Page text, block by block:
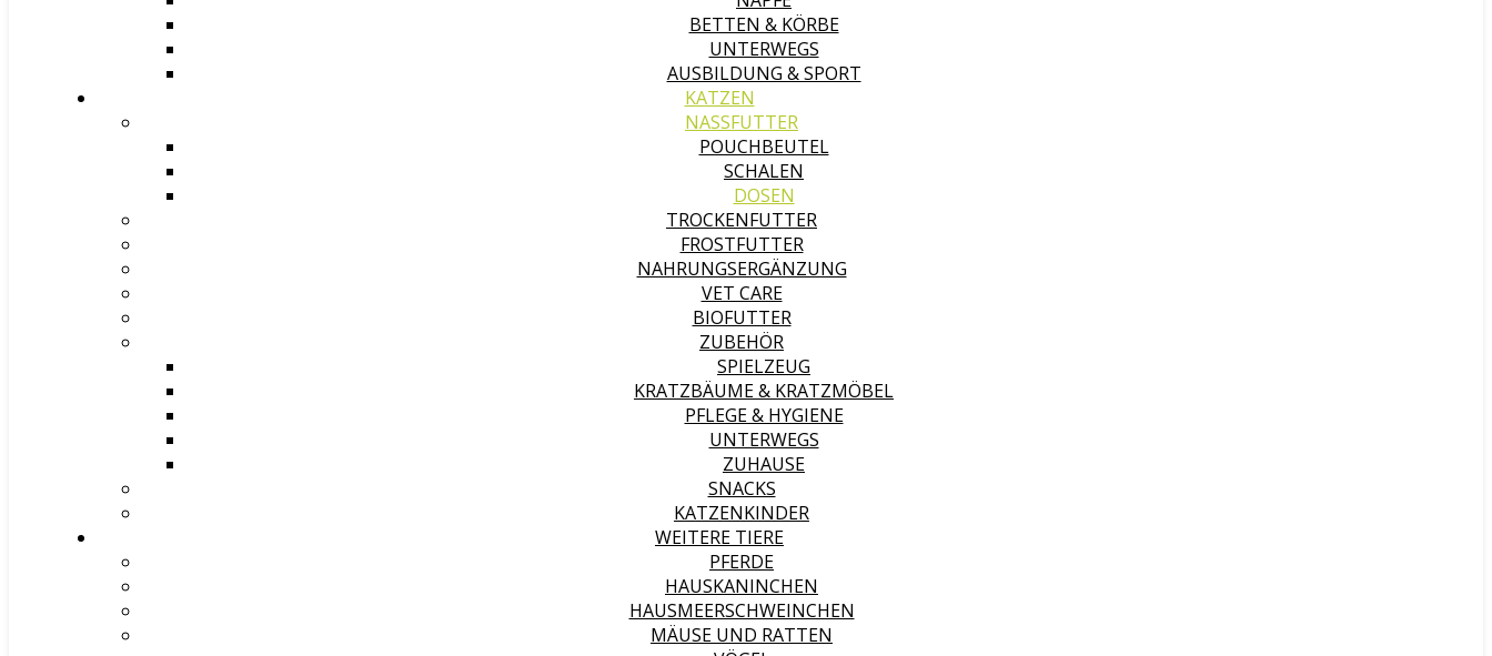
BETTEN & KÖRBE
UNTERWEGS
AUSBILDUNG & SPORT
KATZEN
NASSFUTTER
POUCHBEUTEL
SCHALEN
DOSEN
TROCKENFUTTER
FROSTFUTTER
NAHRUNGSERGÄNZUNG
VET CARE
BIOFUTTER
ZUBEHÖR
SPIELZEUG
KRATZBÄUME & KRATZMÖBEL
PFLEGE & HYGIENE
UNTERWEGS
ZUHAUSE
SNACKS
KATZENKINDER
WEITERE TIERE
PFERDE
HAUSKANINCHEN
HAUSMEERSCHWEINCHEN
MÄUSE UND RATTEN